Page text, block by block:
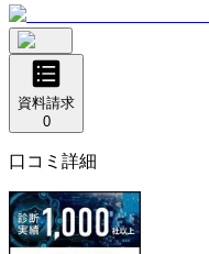
資料請求
0
口コミ詳細